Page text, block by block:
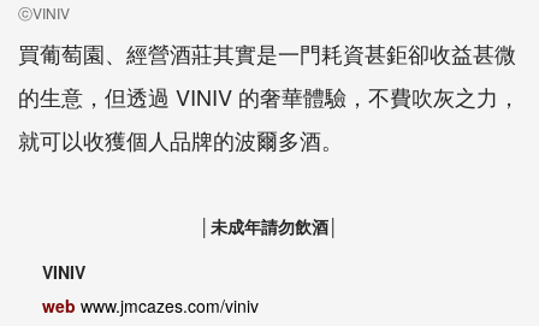
ⓒVINIV
買葡萄園、經營酒莊其實是一門耗資甚鉅卻收益甚微
的生意，但透過 VINIV 的奢華體驗，不費吹灰之力，
就可以收獲個人品牌的波爾多酒。
│未成年請勿飲酒│
VINIV
web www.jmcazes.com/viniv